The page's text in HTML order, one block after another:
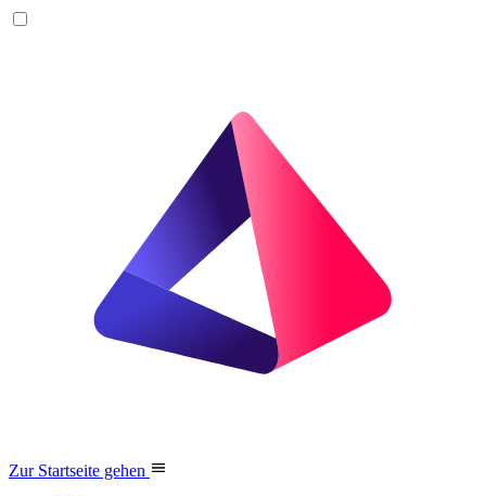
Zur Startseite gehen